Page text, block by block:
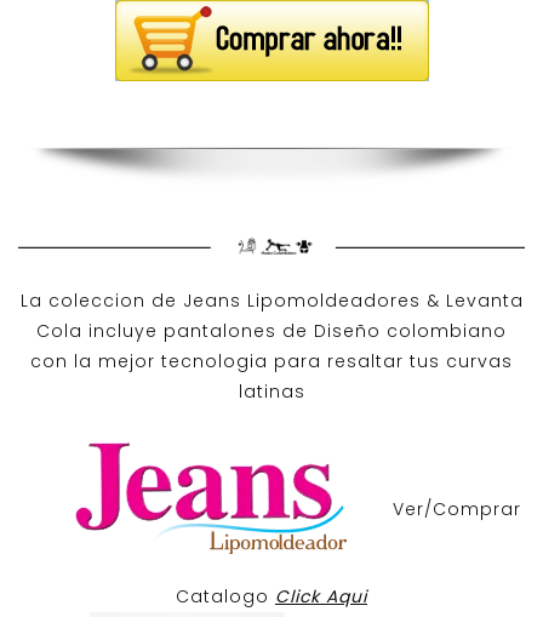
La coleccion de Jeans Lipomoldeadores & Levanta
Cola incluye pantalones de Diseño colombiano
con la mejor tecnologia para resaltar tus curvas
latinas
Ver/Comprar
Catalogo Click Aqui